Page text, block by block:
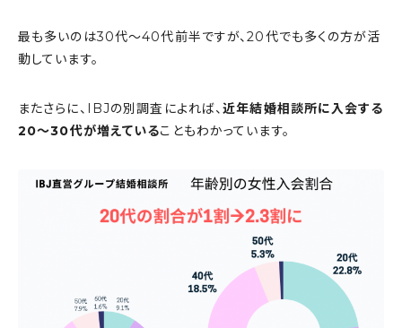
最も多いのは30代〜40代前半ですが、20代でも多くの方が活
動しています。
またさらに、IBJの別調査によれば、近年結婚相談所に入会する
20～30代が増えていることもわかっています。